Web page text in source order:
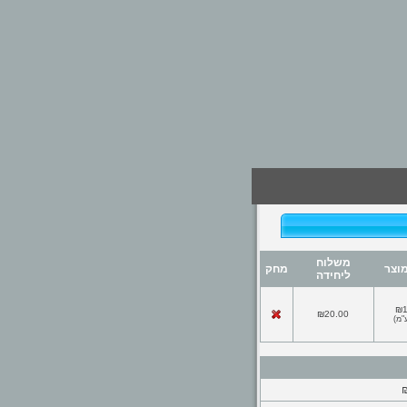
משלוח
ליחידה
מחק
)
₪20.00